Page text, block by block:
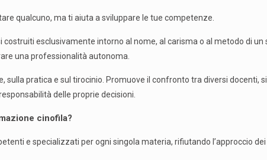
qualcuno, ma ti aiuta a sviluppare le tue competenze.
esclusivamente intorno al nome, al carisma o al metodo di
una professionalità autonoma.
sulla pratica e sul tirocinio. Promuove il confronto tra diversi docenti,
delle proprie decisioni.
cinofila?
e specializzati per ogni singola materia, rifiutando l’approccio